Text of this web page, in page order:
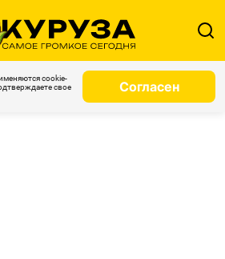
cookie-
свое
Согласен